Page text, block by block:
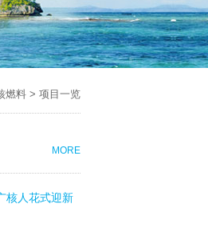
燃料 > 项目一览
MORE
核人花式迎新